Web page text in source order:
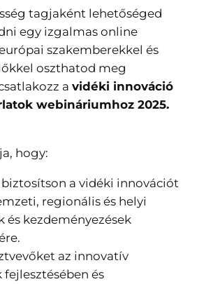
tagjaként lehetőséged
egy izgalmas online
szakemberekkel és
oszthatod meg
a vidéki innováció
webináriumhoz 2025.
hogy:
a vidéki innovációt
regionális és helyi
és kezdeményezések
az innovatív
fejlesztésében és